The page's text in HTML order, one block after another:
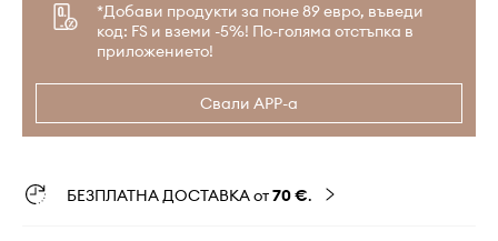
*Добави продукти за поне 89 евро, въведи
код: FS и вземи -5%! По-голяма отстъпка в
приложението!
Свали APP-а
БЕЗПЛАТНА ДОСТАВКА от70 €.